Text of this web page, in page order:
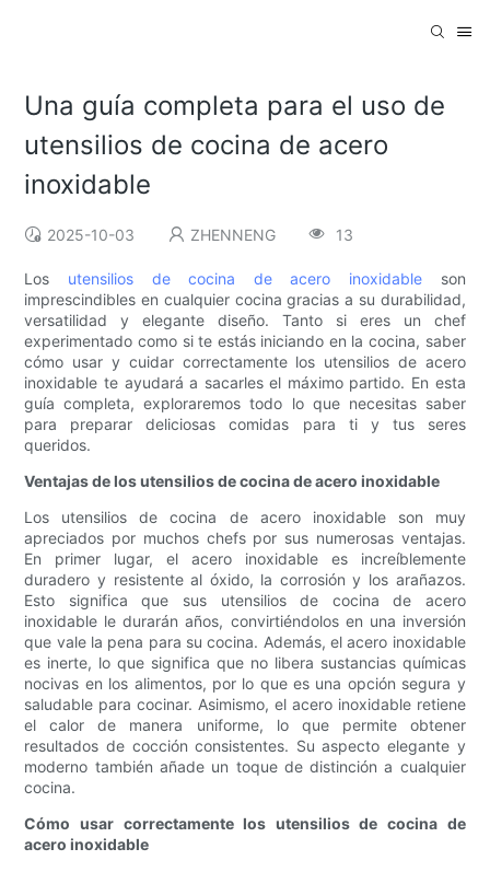
Una guía completa para el uso de
utensilios de cocina de acero
inoxidable
2025-10-03 ZHENNENG 13
Los utensilios de cocina de acero inoxidable son
imprescindibles en cualquier cocina gracias a su durabilidad,
versatilidad y elegante diseño. Tanto si eres un chef
experimentado como si te estás iniciando en la cocina, saber
cómo usar y cuidar correctamente los utensilios de acero
inoxidable te ayudará a sacarles el máximo partido. En esta
guía completa, exploraremos todo lo que necesitas saber
para preparar deliciosas comidas para ti y tus seres
queridos.
Ventajas de los utensilios de cocina de acero inoxidable
Los utensilios de cocina de acero inoxidable son muy
apreciados por muchos chefs por sus numerosas ventajas.
En primer lugar, el acero inoxidable es increíblemente
duradero y resistente al óxido, la corrosión y los arañazos.
Esto significa que sus utensilios de cocina de acero
inoxidable le durarán años, convirtiéndolos en una inversión
que vale la pena para su cocina. Además, el acero inoxidable
es inerte, lo que significa que no libera sustancias químicas
nocivas en los alimentos, por lo que es una opción segura y
saludable para cocinar. Asimismo, el acero inoxidable retiene
el calor de manera uniforme, lo que permite obtener
resultados de cocción consistentes. Su aspecto elegante y
moderno también añade un toque de distinción a cualquier
cocina.
Cómo usar correctamente los utensilios de cocina de
acero inoxidable